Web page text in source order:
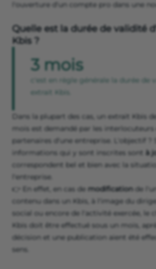
l'ouverture d'un compte pro dans une
Quelle est la durée de validité
Kbis ?
3 mois
c'est en règle générale la durée de
extrait Kbis.
Dans la plupart des cas, un extrait Kbis
mois est demandé par les interlocuteurs
partenaires d'une entreprise. L'objectif ?
informations qui y sont inscrites sont à
correspondent bel et bien avec la
l'entreprise.
👉 En effet, en cas de modificationde
contenu dans un Kbis, à l'image du
social ou encore de l'activité exercée, le
Kbis doit être effectué sous un mois,
décision et une publication aient été
sens.